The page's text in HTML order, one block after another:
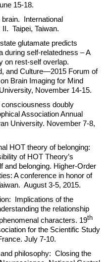
15-18.
brain. International
Taipei, Taiwan.
glutamate predicts
during self-relatedness – A
on rest-self overlap.
and Culture—2015 Forum of
Brain Imaging for Mind
November 14-15.
doubly
Association Annual
University. November 7-8,
HOT theory of belonging:
of HOT Theory’s
and belonging. Higher-Order
A conference in honor of
August 3-5, 2015.
Implications of the
the relationship
characters. 19th
for the Scientific Study
July 7-10.
philosophy: Closing the